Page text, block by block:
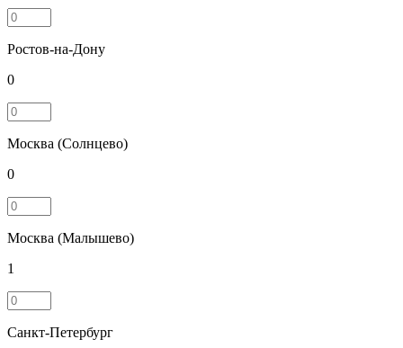
Ростов-на-Дону
0
Москва (Солнцево)
0
Москва (Малышево)
1
Санкт-Петербург